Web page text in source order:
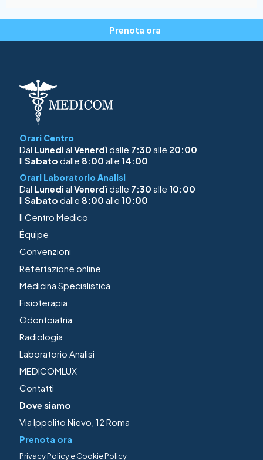
Prenota ora
Orari Centro
Dal Lunedì al Venerdì dalle 7:30 alle 20:00
Il Sabato dalle 8:00 alle 14:00
Orari Laboratorio Analisi
Dal Lunedì al Venerdì dalle 7:30 alle 10:00
Il Sabato dalle 8:00 alle 10:00
Il Centro Medico
Équipe
Convenzioni
Refertazione online
Medicina Specialistica
Fisioterapia
Odontoiatria
Radiologia
Laboratorio Analisi
MEDICOMLUX
Contatti
Dove siamo
Via Ippolito Nievo, 12 Roma
Prenota ora
Privacy PolicyeCookie Policy